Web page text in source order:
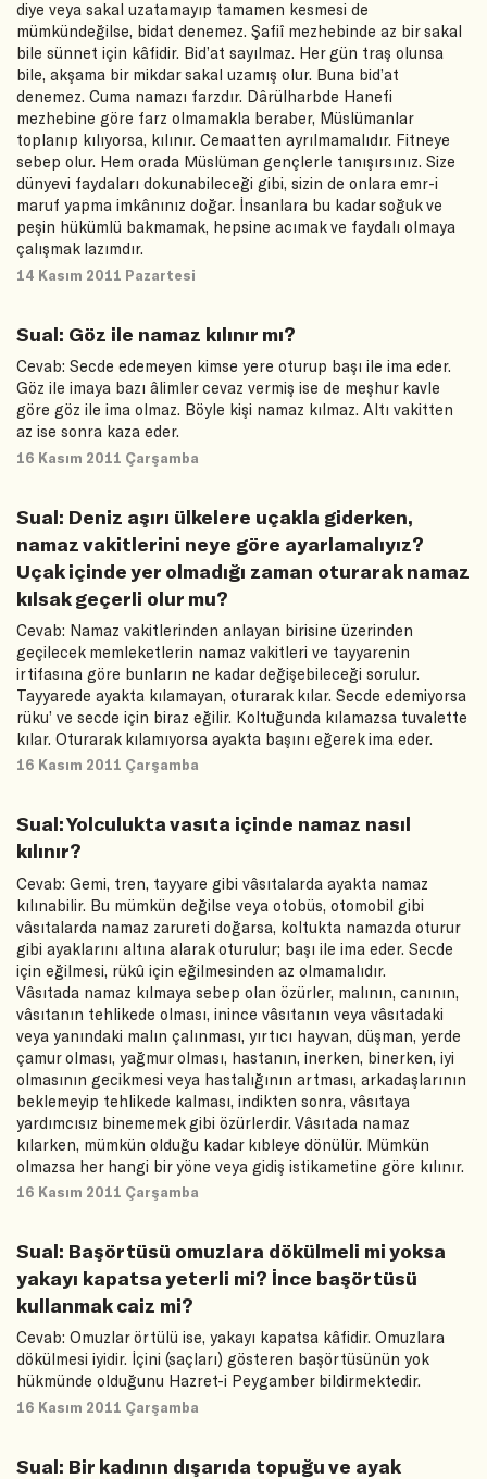
diye veya sakal uzatamayıp tamamen kesmesi de
mümkündeğilse, bidat denemez. Şafiî mezhebinde az bir sakal
bile sünnet için kâfidir. Bid’at sayılmaz. Her gün traş olunsa
bile, akşama bir mikdar sakal uzamış olur. Buna bid’at
denemez. Cuma namazı farzdır. Dârülharbde Hanefi
mezhebine göre farz olmamakla beraber, Müslümanlar
toplanıp kılıyorsa, kılınır. Cemaatten ayrılmamalıdır. Fitneye
sebep olur. Hem orada Müslüman gençlerle tanışırsınız. Size
dünyevi faydaları dokunabileceği gibi, sizin de onlara emr-i
maruf yapma imkânınız doğar. İnsanlara bu kadar soğuk ve
peşin hükümlü bakmamak, hepsine acımak ve faydalı olmaya
çalışmak lazımdır.
14 Kasım 2011 Pazartesi
Sual: Göz ile namaz kılınır mı?
Cevab: Secde edemeyen kimse yere oturup başı ile ima eder.
Göz ile imaya bazı âlimler cevaz vermiş ise de meşhur kavle
göre göz ile ima olmaz. Böyle kişi namaz kılmaz. Altı vakitten
az ise sonra kaza eder.
16 Kasım 2011 Çarşamba
Sual: Deniz aşırı ülkelere uçakla giderken,
namaz vakitlerini neye göre ayarlamalıyız?
Uçak içinde yer olmadığı zaman oturarak namaz
kılsak geçerli olur mu?
Cevab: Namaz vakitlerinden anlayan birisine üzerinden
geçilecek memleketlerin namaz vakitleri ve tayyarenin
irtifasına göre bunların ne kadar değişebileceği sorulur.
Tayyarede ayakta kılamayan, oturarak kılar. Secde edemiyorsa
rüku’ ve secde için biraz eğilir. Koltuğunda kılamazsa tuvalette
kılar. Oturarak kılamıyorsa ayakta başını eğerek ima eder.
16 Kasım 2011 Çarşamba
Sual: Yolculukta vasıta içinde namaz nasıl
kılınır?
Cevab: Gemi, tren, tayyare gibi vâsıtalarda ayakta namaz
kılınabilir. Bu mümkün değilse veya otobüs, otomobil gibi
vâsıtalarda namaz zarureti doğarsa, koltukta namazda oturur
gibi ayaklarını altına alarak oturulur; başı ile ima eder. Secde
için eğilmesi, rükû için eğilmesinden az olmamalıdır.
Vâsıtada namaz kılmaya sebep olan özürler, malının, canının,
vâsıtanın tehlikede olması, inince vâsıtanın veya vâsıtadaki
veya yanındaki malın çalınması, yırtıcı hayvan, düşman, yerde
çamur olması, yağmur olması, hastanın, inerken, binerken, iyi
olmasının gecikmesi veya hastalığının artması, arkadaşlarının
beklemeyip tehlikede kalması, indikten sonra, vâsıtaya
yardımcısız binememek gibi özürlerdir. Vâsıtada namaz
kılarken, mümkün olduğu kadar kıbleye dönülür. Mümkün
olmazsa her hangi bir yöne veya gidiş istikametine göre kılınır.
16 Kasım 2011 Çarşamba
Sual: Başörtüsü omuzlara dökülmeli mi yoksa
yakayı kapatsa yeterli mi? İnce başörtüsü
kullanmak caiz mi?
Cevab: Omuzlar örtülü ise, yakayı kapatsa kâfidir. Omuzlara
dökülmesi iyidir. İçini (saçları) gösteren başörtüsünün yok
hükmünde olduğunu Hazret-i Peygamber bildirmektedir.
16 Kasım 2011 Çarşamba
Sual: Bir kadının dışarıda topuğu ve ayak